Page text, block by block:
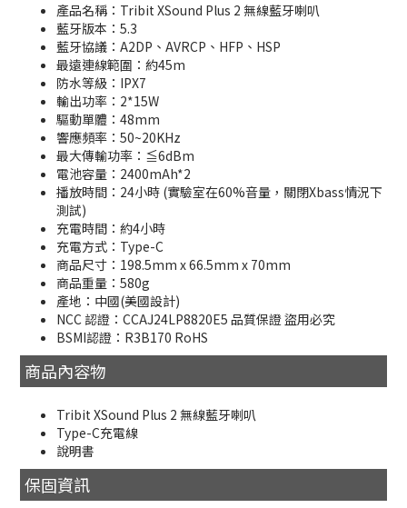
產品名稱：Tribit XSound Plus 2 無線藍牙喇叭
藍牙版本：5.3
藍牙協議：A2DP、AVRCP、HFP、HSP
最遠連線範圍：約45m
防水等級：IPX7
輸出功率：2*15W
驅動單體：48mm
響應頻率：50~20KHz
最大傳輸功率：≦6dBm
電池容量：2400mAh*2
播放時間：24小時 (實驗室在60%音量，關閉Xbass情況下
測試)
充電時間：約4小時
充電方式：Type-C
商品尺寸：198.5mm x 66.5mm x 70mm
商品重量：580g
產地：中國(美國設計)
NCC 認證：CCAJ24LP8820E5 品質保證 盜用必究
BSMI認證：R3B170 RoHS
商品內容物
Tribit XSound Plus 2 無線藍牙喇叭
Type-C充電線
說明書
保固資訊